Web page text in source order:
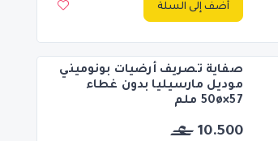
أضف إلى السلة
صفاية تصريف أرضيات بونوميني
موديل مارسيليا بدون غطاء
50ø×57 ملم
10.500